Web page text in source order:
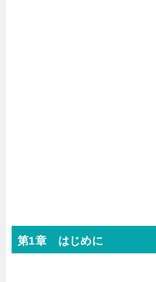
第1章 はじめに